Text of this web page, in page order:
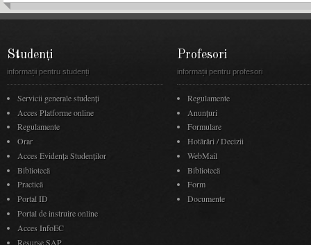
Studenți
informații pentru studenți
Servicii generale studenți
Acces Platforme online
Regulamente
Orar
Acces Evidenţa Studenţilor
Bibliotecă
Practică
Portal ID
Portal de instruire online
Acces InfoEC
Resurse SAP
Profesori
informații pentru profesori
Regulamente
Anunţuri
Formulare
Hotărâri / Decizii
WebMail
Bibliotecă
Form
Documente